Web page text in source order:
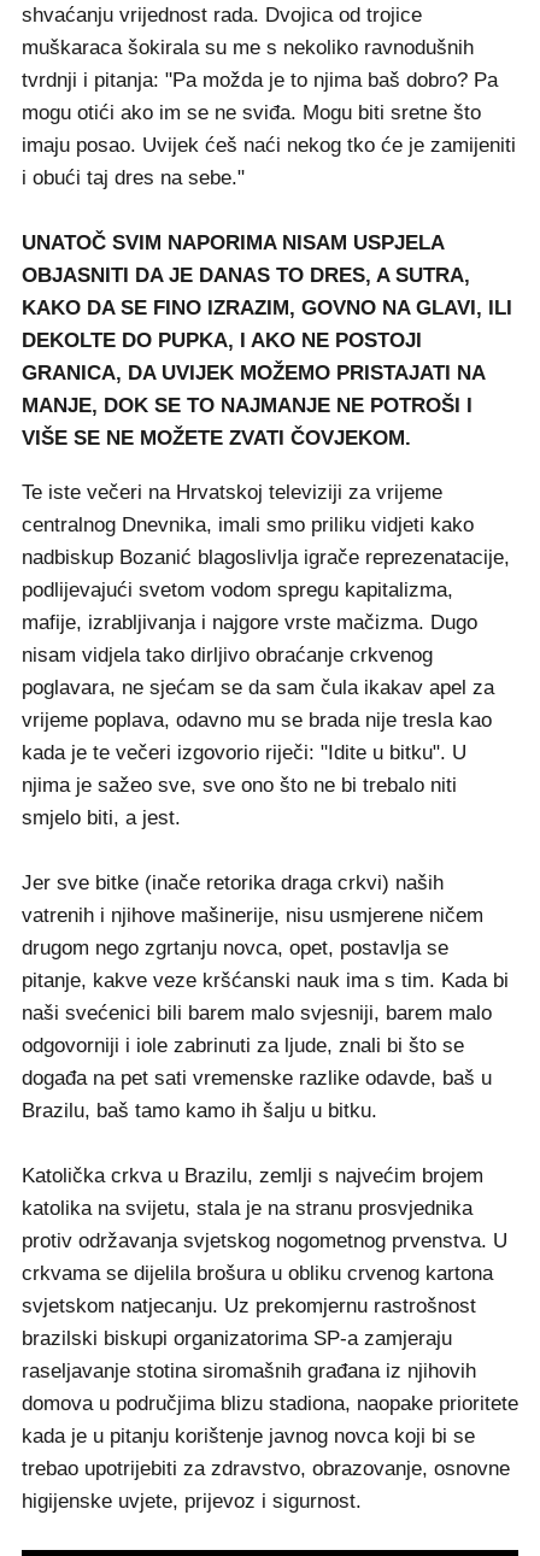
shvaćanju vrijednost rada. Dvojica od trojice
muškaraca šokirala su me s nekoliko ravnodušnih
tvrdnji i pitanja: "Pa možda je to njima baš dobro? Pa
mogu otići ako im se ne sviđa. Mogu biti sretne što
imaju posao. Uvijek ćeš naći nekog tko će je zamijeniti
i obući taj dres na sebe."
UNATOČ SVIM NAPORIMA NISAM USPJELA
OBJASNITI DA JE DANAS TO DRES, A SUTRA,
KAKO DA SE FINO IZRAZIM, GOVNO NA GLAVI, ILI
DEKOLTE DO PUPKA, I AKO NE POSTOJI
GRANICA, DA UVIJEK MOŽEMO PRISTAJATI NA
MANJE, DOK SE TO NAJMANJE NE POTROŠI I
VIŠE SE NE MOŽETE ZVATI ČOVJEKOM.
Te iste večeri na Hrvatskoj televiziji za vrijeme
centralnog Dnevnika, imali smo priliku vidjeti kako
nadbiskup Bozanić blagoslivlja igrače reprezenatacije,
podlijevajući svetom vodom spregu kapitalizma,
mafije, izrabljivanja i najgore vrste mačizma. Dugo
nisam vidjela tako dirljivo obraćanje crkvenog
poglavara, ne sjećam se da sam čula ikakav apel za
vrijeme poplava, odavno mu se brada nije tresla kao
kada je te večeri izgovorio riječi: "Idite u bitku". U
njima je sažeo sve, sve ono što ne bi trebalo niti
smjelo biti, a jest.
Jer sve bitke (inače retorika draga crkvi) naših
vatrenih i njihove mašinerije, nisu usmjerene ničem
drugom nego zgrtanju novca, opet, postavlja se
pitanje, kakve veze kršćanski nauk ima s tim. Kada bi
naši svećenici bili barem malo svjesniji, barem malo
odgovorniji i iole zabrinuti za ljude, znali bi što se
događa na pet sati vremenske razlike odavde, baš u
Brazilu, baš tamo kamo ih šalju u bitku.
Katolička crkva u Brazilu, zemlji s najvećim brojem
katolika na svijetu, stala je na stranu prosvjednika
protiv održavanja svjetskog nogometnog prvenstva. U
crkvama se dijelila brošura u obliku crvenog kartona
svjetskom natjecanju. Uz prekomjernu rastrošnost
brazilski biskupi organizatorima SP-a zamjeraju
raseljavanje stotina siromašnih građana iz njihovih
domova u područjima blizu stadiona, naopake prioritete
kada je u pitanju korištenje javnog novca koji bi se
trebao upotrijebiti za zdravstvo, obrazovanje, osnovne
higijenske uvjete, prijevoz i sigurnost.